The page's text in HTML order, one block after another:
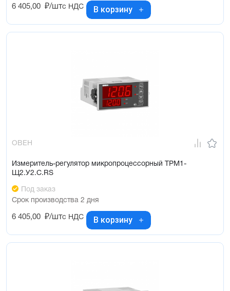
6 405,00 ₽/штс НДС В корзину
ОВЕН
Измеритель-регулятор микропроцессорный ТРМ1-
Щ2.У2.С.RS
Под заказ
Срок производства 2 дня
6 405,00 ₽/штс НДС В корзину